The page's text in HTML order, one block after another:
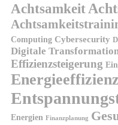
Achtsamkeit
Computing Cybersecurity
Digitale
Effizienzsteigerung
Energieeffizienz
Energien Finanzplanung